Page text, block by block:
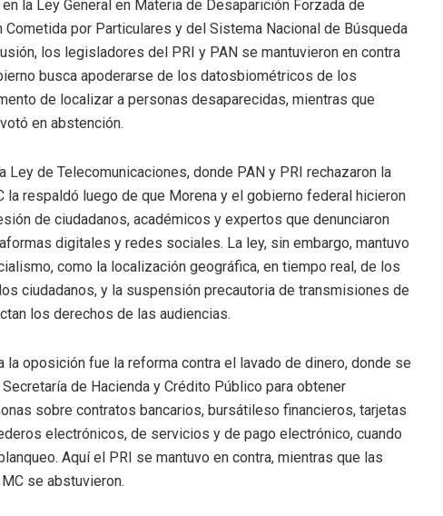
la Ley General en Materia de Desaparición Forzada de
Cometida por Particulares y del Sistema Nacional de Búsqueda
los legisladores del PRI y PAN se mantuvieron en contra
busca apoderarse de los datosbiométricos de los
de localizar a personas desaparecidas, mientras que
en abstención.
Ley de Telecomunicaciones, donde PAN y PRI rechazaron la
la respaldó luego de que Morena y el gobierno federal hicieron
de ciudadanos, académicos y expertos que denunciaron
digitales y redes sociales. La ley, sin embargo, mantuvo
como la localización geográfica, en tiempo real, de los
ciudadanos, y la suspensión precautoria de transmisiones de
los derechos de las audiencias.
la oposición fue la reforma contra el lavado de dinero, donde se
de Hacienda y Crédito Público para obtener
sobre contratos bancarios, bursátileso financieros, tarjetas
electrónicos, de servicios y de pago electrónico, cuando
Aquí el PRI se mantuvo en contra, mientras que las
se abstuvieron.